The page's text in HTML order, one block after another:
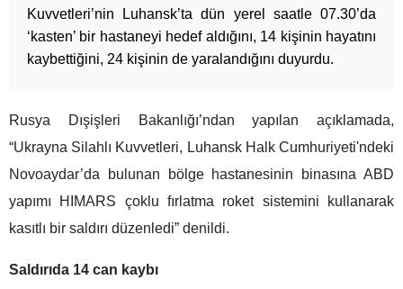
Kuvvetleri’nin Luhansk’ta dün yerel saatle 07.30’da
‘kasten’ bir hastaneyi hedef aldığını, 14 kişinin hayatını
kaybettiğini, 24 kişinin de yaralandığını duyurdu.
Rusya Dışişleri Bakanlığı’ndan yapılan açıklamada,
“Ukrayna Silahlı Kuvvetleri, Luhansk Halk Cumhuriyeti'ndeki
Novoaydar’da bulunan bölge hastanesinin binasına ABD
yapımı HIMARS çoklu fırlatma roket sistemini kullanarak
kasıtlı bir saldırı düzenledi” denildi.
Saldırıda 14 can kaybı